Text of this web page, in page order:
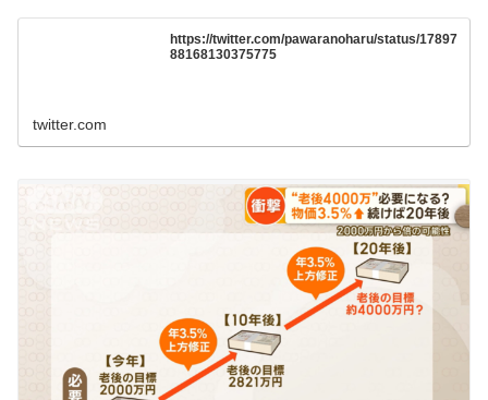
https://twitter.com/pawaranoharu/status/17897
88168130375775
twitter.com